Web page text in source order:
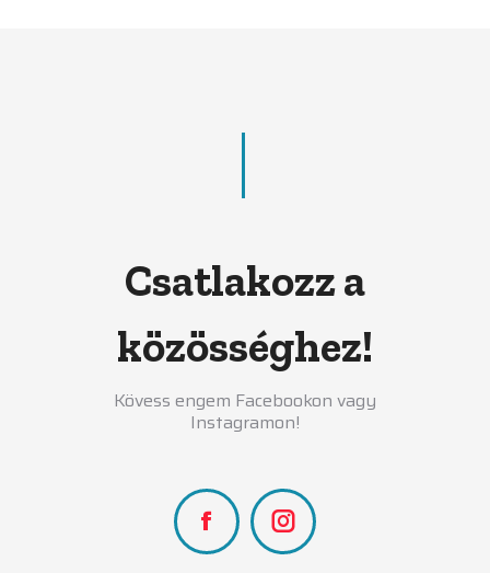
Csatlakozz a
közösséghez!
Kövess engem Facebookon vagy
Instagramon!
FacebookInstagram